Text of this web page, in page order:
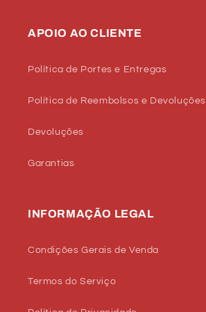
APOIO AO CLIENTE
Política de Portes e Entregas
Política de Reembolsos e Devoluções
Devoluções
Garantias
INFORMAÇÃO LEGAL
Condições Gerais de Venda
Termos do Serviço